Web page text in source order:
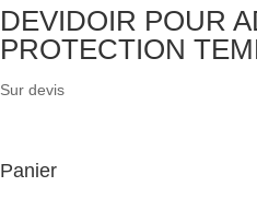
DEVIDOIR POUR
PROTECTION
Sur devis
Panier